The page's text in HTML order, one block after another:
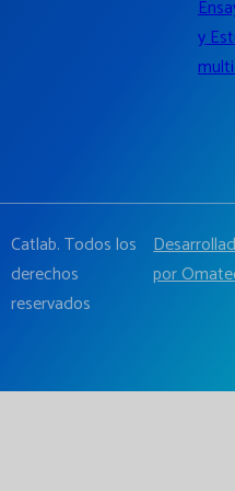
y
Catlab. Todos los
derechos
reservados
por